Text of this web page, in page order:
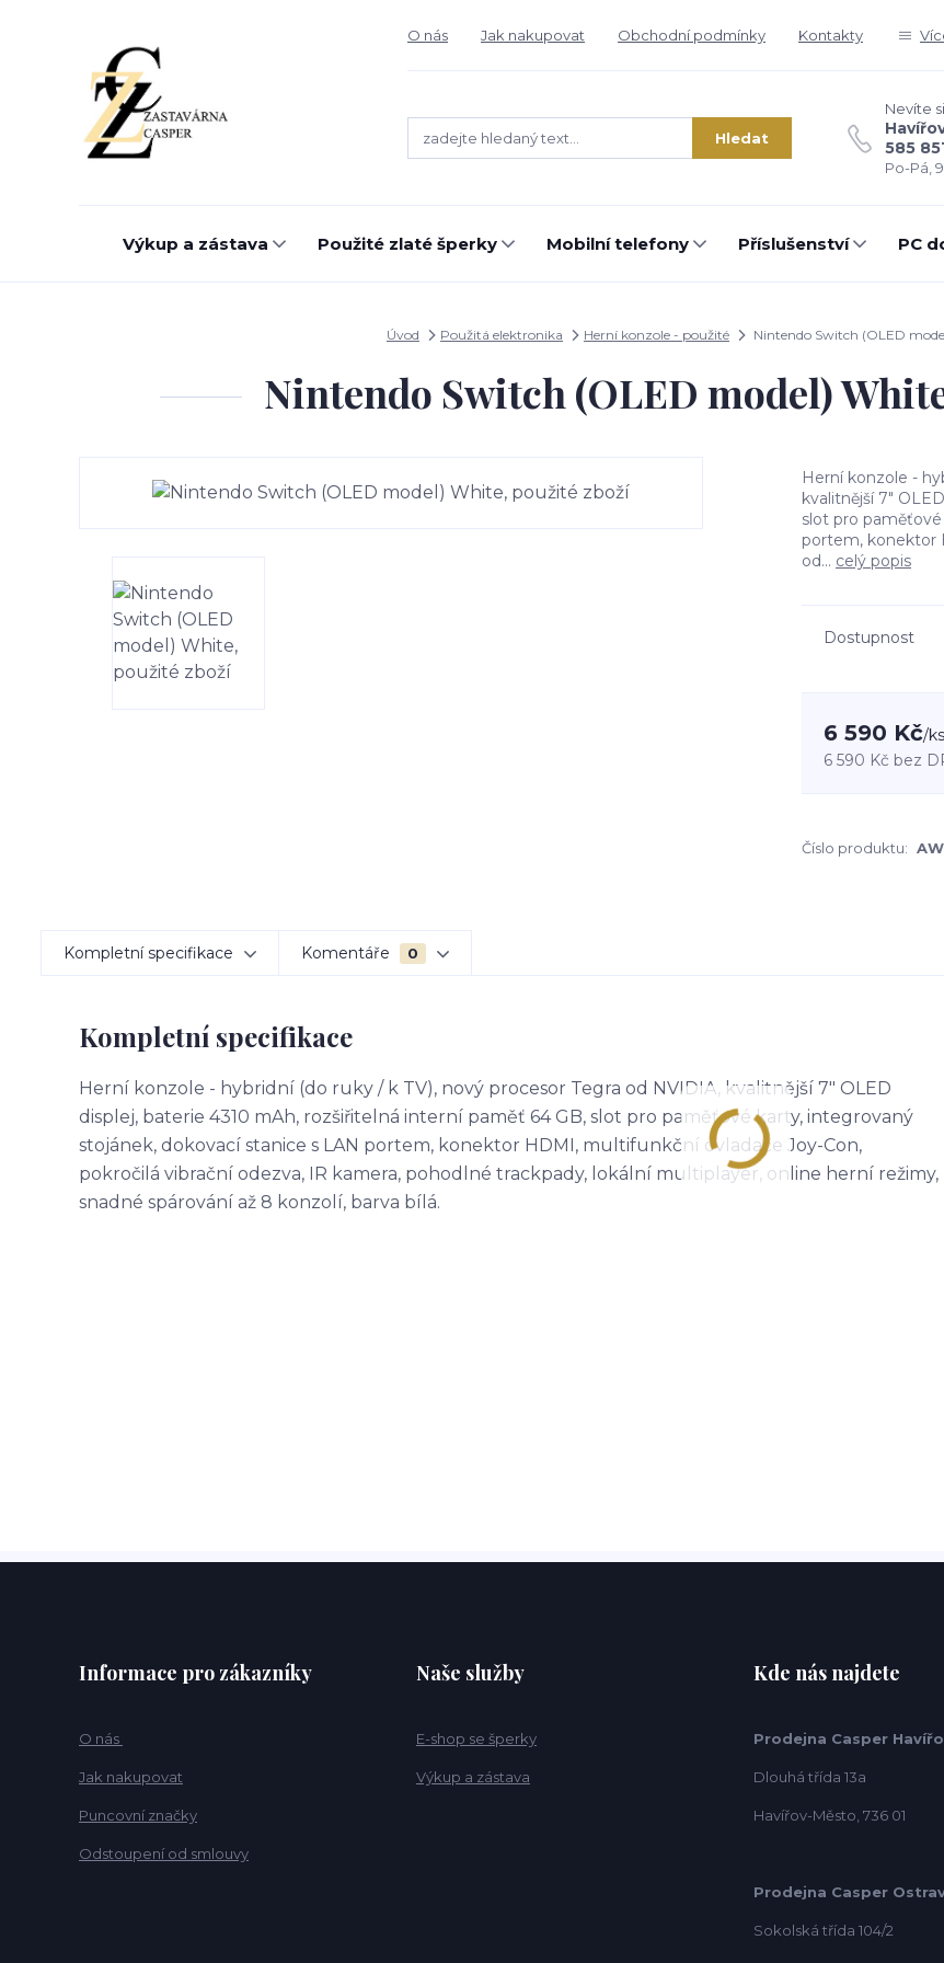
O nás Jak nakupovat Obchodní podmínky Kontakty
Hledat
Nevíte
585
Po-Pá,
Výkup a zástava Použité zlaté šperky Mobilní telefony Příslušenství PC
Úvod Použitá elektronika Herní konzole - použité Nintendo Switch (OLED
Nintendo Switch (OLED model)
Herní konzole -
kvalitnější 7"
slot pro
portem, konektor
od... celý popis
Dostupnost
6 590 Kč/ks
6 590 Kč bez
Číslo produktu:
Kompletní specifikace Komentáře 0
Kompletní specifikace
Herní konzole - hybridní (do ruky / k TV), nový procesor Tegra od NVIDIA, kvalitnější 7" OLED
displej, baterie 4310 mAh, rozšiřitelná interní paměť 64 GB, slot pro paměťové karty, integrovaný
stojánek, dokovací stanice s LAN portem, konektor HDMI, multifunkční ovladače Joy-Con,
pokročilá vibrační odezva, IR kamera, pohodlné trackpady, lokální multiplayer, online herní režimy,
snadné spárování až 8 konzolí, barva bílá.
Informace pro zákazníky
O nás
Jak nakupovat
Puncovní značky
Odstoupení od smlouvy
Naše služby
E-shop se šperky
Výkup a zástava
Kde nás najdete
Prodejna Casper
Dlouhá třída 13a
Havířov-Město, 736 01
Prodejna Casper
Sokolská třída 104/2